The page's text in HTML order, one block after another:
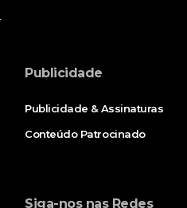
Publicidade
Publicidade & Assinaturas
Conteúdo Patrocinado
Siga-nos nas Redes